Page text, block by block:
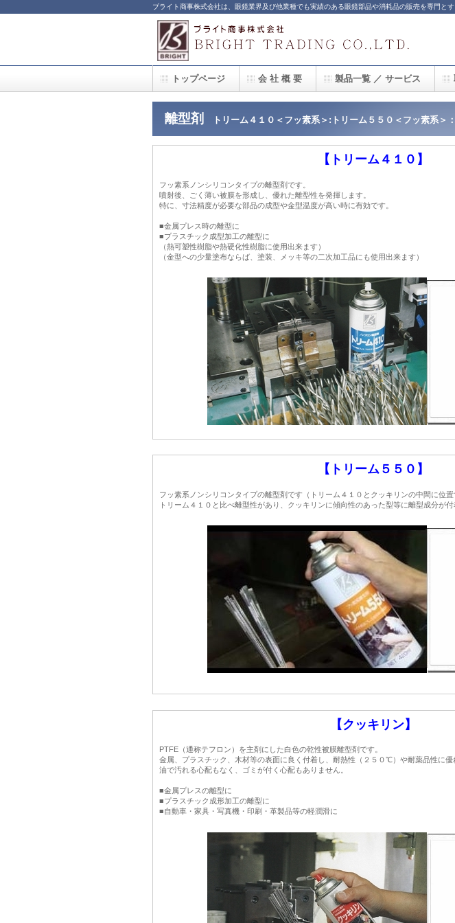
ブライト商事株式会社は、眼鏡業界及び他業種でも実績のある眼鏡部品や消耗品の販売を専門とす
離型剤 トリーム４１０＜フッ素系＞:トリーム５５０＜フッ素系＞
【トリーム４１０】
フッ素系ノンシリコンタイプの離型剤です。
噴射後、ごく薄い被膜を形成し、優れた離型性を発揮します。
特に、寸法精度が必要な部品の成型や金型温度が高い時に有効です。
■金属プレス時の離型に
■プラスチック成型加工の離型に
（熱可塑性樹脂や熱硬化性樹脂に使用出来ます）
（金型への少量塗布ならば、塗装、メッキ等の二次加工品にも使用出来ます）
【トリーム５５０】
フッ素系ノンシリコンタイプの離型剤です（トリーム４１０とクッキリンの中間に位置
トリーム４１０と比べ離型性があり、クッキリンに傾向性のあった型等に離型成分が付
【クッキリン】
PTFE（通称テフロン）を主剤にした白色の乾性被膜離型剤です。
金属、プラスチック、木材等の表面に良く付着し、耐熱性（２５０℃）や耐薬品性に優
油で汚れる心配もなく、ゴミが付く心配もありません。
■金属プレスの離型に
■プラスチック成形加工の離型に
■自動車・家具・写真機・印刷・革製品等の軽潤滑に
トップページ 会 社 概 要 製品一覧 ／ サービス